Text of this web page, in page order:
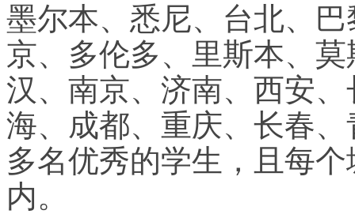
墨尔本、悉尼、台北、
京、多伦多、里斯本、
汉、南京、济南、西安
海、成都、重庆、长春
多名优秀的学生，且每
内。